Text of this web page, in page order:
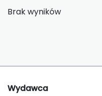
Brak wyników
Wydawca